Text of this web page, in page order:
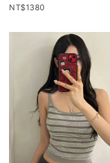
1380